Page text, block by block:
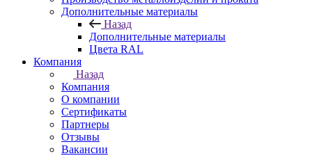
Дополнительные материалы
Назад
Дополнительные материалы
Цвета RAL
Компания
Назад
Компания
О компании
Сертификаты
Партнеры
Отзывы
Вакансии